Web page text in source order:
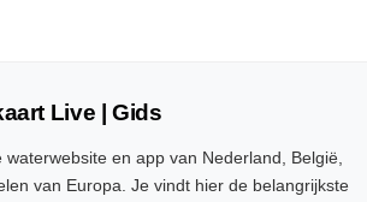
Live | Gids
en app van Nederland, België,
van Europa. Je vindt hier de belangrijkste